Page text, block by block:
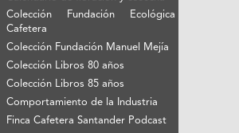
Colección Fundación Ecológica
Cafetera
Colección Fundación Manuel Mejía
Colección Libros 80 años
Colección Libros 85 años
Comportamiento de la Industria
Finca Cafetera Santander Podcast